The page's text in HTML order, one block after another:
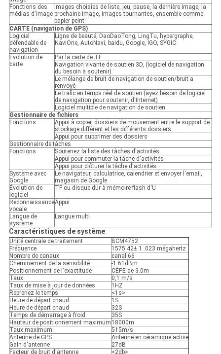
Fonctions des
médias d'image
Images choisies de liste, jeu, pause, la dernière image, la
prochaine image, images tournantes, ensemble comme
papier peint.
CARTE (navigation de GPS)
Logiciel
défendable de
navigation
Ligne de beauté, DaoDaoTong, LingTu, hypergraphe,
NaviOne, AutoNavi, baidu, Google, IGO, SYGIC
Évolution de
carte
Par la carte de TF
Navigation vivante de soutien 3D, (logiciel de navigation
du besoin à soutenir)
Le mélange de bruit de navigation de soutien/bruit a
renvoyé
Le trafic en temps réel de soutien (ayez besoin de logiciel
de navigation pour soutenir, d'Internet)
Logiciel multiple de navigation de soutien
Gestionnaire de fichiers
Fonctions
Appui à copier, dossiers de mouvement entre le support de
stockage différent et les différents dossiers
Appui pour supprimer des dossiers
Gestionnaire de tâches
Fonctions
Soutenez la liste des tâches d'activités
Appui pour commuter la tâche d'activités
Appui pour clôturer la tâche d'activités
Système avec
Google
Le navigateur, calculatrice, calendrier et envoyer l'email,
magasin de Google
Évolution de
logiciel
TF ou disque dur à mémoire flash d'U
Reconnaissance
vocale
Appui
Langue de
système
Langue multi
Caractéristiques de système
Unité centrale de traitement
BCM4752
Fréquence
1575.42± 1 .023 mégahertz
Nombre de canaux
canal 66
Cheminement de la sensibilité
-1 61dBm
Positionnement de l'exactitude
CÈPE de 3.0m
Taux
0,1 m/s
Taux de mise à jour de données
1HZ
Reprenez le temps
<1s>
Heure de départ chaud
1S
Heure de départ chaud
32S
Temps de démarrage à froid
35S
Hauteur de positionnement maximum 18000m
Taux maximum
515m/s
Antenne de GPS
Antenne en céramique active
Gain d'antenne
27dB
Facteur de bruit d'antenne
<2db>